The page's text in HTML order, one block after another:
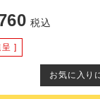
税込
呈 ]
お気に入り